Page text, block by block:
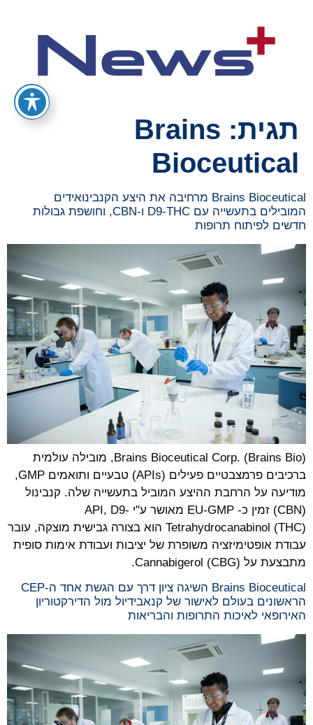
תגית: Brains
Bioceutical
Brains Bioceutical מרחיבה את היצע הקנבינואידים
המובילים בתעשייה עם D9-THC ו-CBN, וחושפת גבולות
חדשים לפיתוח תרופות
Brains Bioceutical Corp. (Brains Bio), מובילה עולמית
ברכיבים פרמצבטיים פעילים (APIs) טבעיים ותואמים GMP,
מודיעה על הרחבת ההיצע המוביל בתעשייה שלה. קנבינול
(CBN) זמין כ- EU-GMP מאושר ע"י API, D9-
Tetrahydrocanabinol (THC) הוא בצורה גבישית מוצקה, עובר
עבודת אופטימיזציה משופרת של יציבות ועבודת אימות סופית
מתבצעת על Cannabigerol (CBG).
Brains Bioceutical השיגה ציון דרך עם הגשת אחד ה-CEP
הראשונים בעולם לאישור של קנאבידיול מול הדירקטוריון
האירופאי לאיכות התרופות והבריאות